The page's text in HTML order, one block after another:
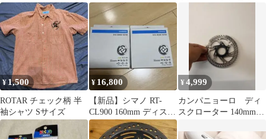
¥ 1,500
ROTAR チェック柄 半
袖シャツ Sサイズ
¥ 16,800
【新品】シマノ RT-
CL900 160mm ディスク
ブレーキローター 2個
¥4,999
カンパニョーロ ディ
スクローター 140mm、